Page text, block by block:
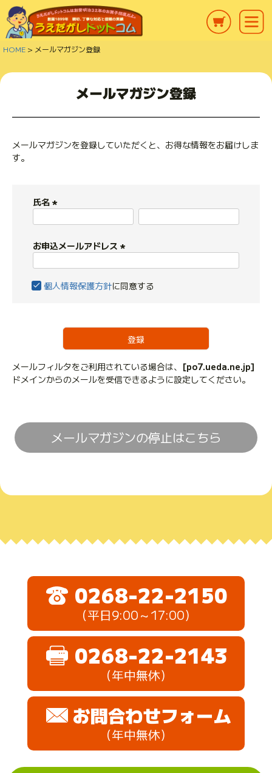
HOME メールマガジン登録
メールマガジン登録
メールマガジンを登録していただくと、お得な情報をお届けしま
す。
氏名
須
)
お申込メールアドレス
須
個人情報保護方針に同意する
登録
メールフィルタをご利用されている場合は、 [po7.ueda.ne.jp]
ドメインからのメールを受信できるように設定してください。
メールマガジンの停止はこちら
0268-22-2150
（平日9:00～17:00）
0268-22-2143
（年中無休）
お問合わせフォーム
（年中無休）